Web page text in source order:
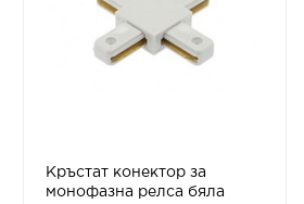
Кръстат конектор за
монофазна релса бяла